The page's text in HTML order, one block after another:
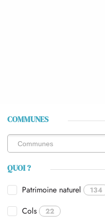
COMMUNES
QUOI ?
Patrimoine naturel 134
Cols 22